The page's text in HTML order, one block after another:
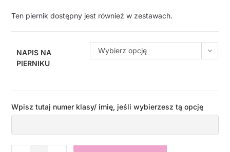
Ten piernik dostępny jest również w zestawach.
NAPIS NA
PIERNIKU
Wybierz opcję
Wpisz tutaj numer klasy/ imię, jeśli wybierzesz tą opcję